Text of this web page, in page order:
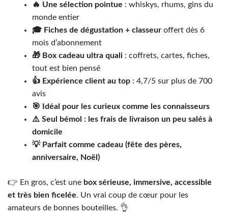
🔥 Une sélection pointue : whiskys, rhums, gins du
monde entier
🎓 Fiches de dégustation + classeur offert dès 6
mois d’abonnement
🎁 Box cadeau ultra quali : coffrets, cartes, fiches,
tout est bien pensé
👍 Expérience client au top : 4,7/5 sur plus de 700
avis
🎯 Idéal pour les curieux comme les connaisseurs
⚠️ Seul bémol : les frais de livraison un peu salés à
domicile
💡 Parfait comme cadeau (fête des pères,
anniversaire, Noël)
👉 En gros, c’est une box sérieuse, immersive, accessible
et très bien ficelée. Un vrai coup de cœur pour les
amateurs de bonnes bouteilles. 👌